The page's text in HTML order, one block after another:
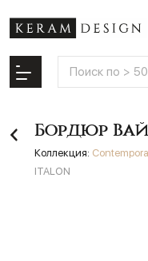
Бордюр
Коллекция: Contempora
ITALON